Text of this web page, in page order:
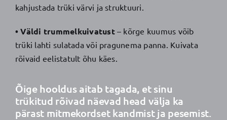
kahjustada trüki värvi ja struktuuri.
• Väldi trummelkuivatust– kõrge kuumus võib
trüki lahti sulatada või pragunema panna. Kuivata
rõivaid eelistatult õhu käes.
Õige hooldus aitab tagada, et sinu
trükitud rõivad näevad head välja ka
pärast mitmekordset kandmist ja pesemist.